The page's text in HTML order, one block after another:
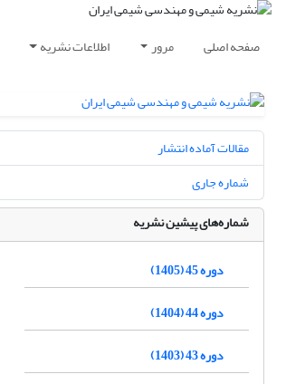
صفحه اصلی مرور اطلاعات نشریه
مقالات آماده انتشار
شماره جاری
شماره‌های پیشین نشریه
دوره 45 (1405)
دوره 44 (1404)
دوره 43 (1403)